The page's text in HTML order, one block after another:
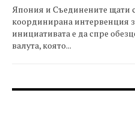
Япония и Съединените щати
координирана интервенция
инициативата е да спре
валута, която...